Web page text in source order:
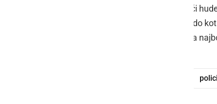
pirotehničnih izdelkov lahko povzroči
in lahko povzroči premoženjsko škodo
Prekmurja je bila letos razglašena za